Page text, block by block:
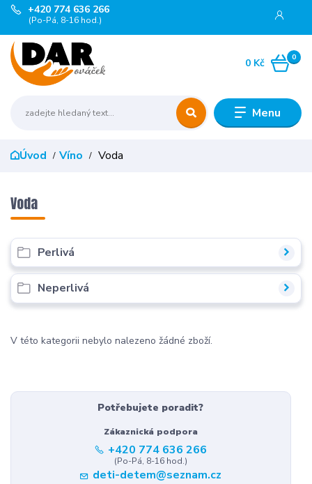
Menu
+420 774 636 266
(Po-Pá, 8-16 hod.)
0
0 Kč
Úvod Víno Voda
Voda
Perlivá
Neperlivá
V této kategorii nebylo nalezeno žádné zboží.
Potřebujete poradit?
Zákaznická podpora
+420 774 636 266
(Po-Pá, 8-16 hod.)
deti-detem@seznam.cz